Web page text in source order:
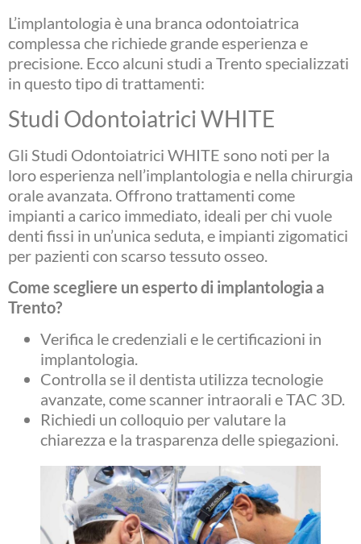
L’implantologia è una branca odontoiatrica
complessa che richiede grande esperienza e
precisione. Ecco alcuni studi a Trento specializzati
in questo tipo di trattamenti:
Studi Odontoiatrici WHITE
Gli Studi Odontoiatrici WHITE sono noti per la
loro esperienza nell’implantologia e nella chirurgia
orale avanzata. Offrono trattamenti come
impianti a carico immediato, ideali per chi vuole
denti fissi in un’unica seduta, e impianti zigomatici
per pazienti con scarso tessuto osseo.
Come scegliere un esperto di implantologia a
Trento?
Verifica le credenziali e le certificazioni in
implantologia.
Controlla se il dentista utilizza tecnologie
avanzate, come scanner intraorali e TAC 3D.
Richiedi un colloquio per valutare la
chiarezza e la trasparenza delle spiegazioni.